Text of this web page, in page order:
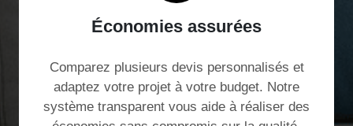
Économies assurées
Comparez plusieurs devis personnalisés et
adaptez votre projet à votre budget. Notre
système transparent vous aide à réaliser des